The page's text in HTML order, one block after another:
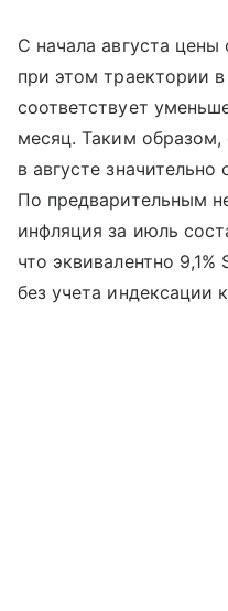
С начала августа цены
при этом траектории
соответствует
месяц. Таким образом,
в августе
По предварительным
инфляция за июль
что эквивалентно 9,1%
без учета индексации